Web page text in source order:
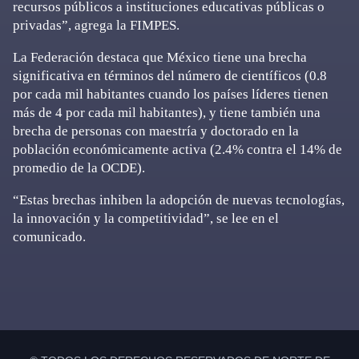
recursos públicos a instituciones educativas públicas o
privadas”, agrega la FIMPES.
La Federación destaca que México tiene una brecha
significativa en términos del número de científicos (0.8
por cada mil habitantes cuando los países líderes tienen
más de 4 por cada mil habitantes), y tiene también una
brecha de personas con maestría y doctorado en la
población económicamente activa (2.4% contra el 14% de
promedio de la OCDE).
“Estas brechas inhiben la adopción de nuevas tecnologías,
la innovación y la competitividad”, se lee en el
comunicado.